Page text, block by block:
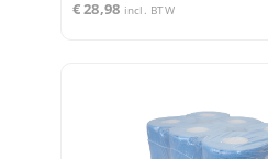
€28,98 incl. BTW